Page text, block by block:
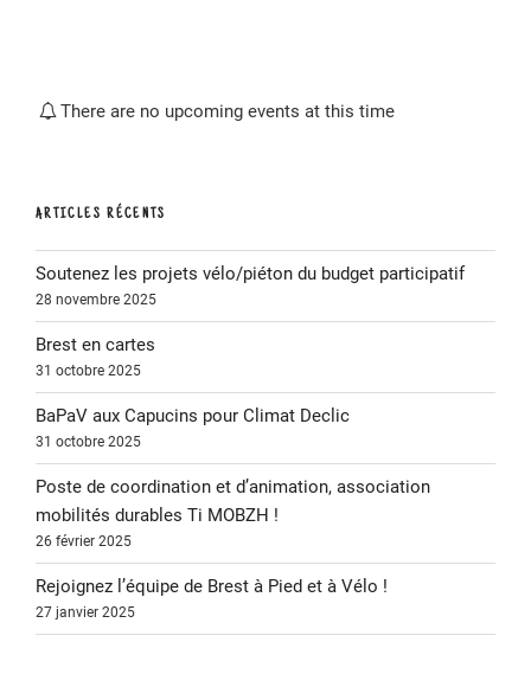
découvre
(Ouest-
There are no upcoming events at this time
ARTICLES RÉCENTS
Soutenez les projets vélo/piéton du budget participatif
28 novembre 2025
Brest en cartes
31 octobre 2025
BaPaV aux Capucins pour Climat Declic
31 octobre 2025
Poste de coordination et d’animation, association
mobilités durables Ti MOBZH !
26 février 2025
Rejoignez l’équipe de Brest à Pied et à Vélo !
27 janvier 2025